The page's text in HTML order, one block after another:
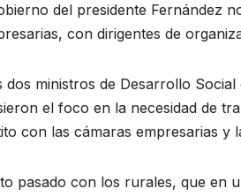
del presidente Fernández
con dirigentes de
ministros de Desarrollo
el foco en la necesidad de
con las cámaras empresarias y
pasado con los rurales, que en